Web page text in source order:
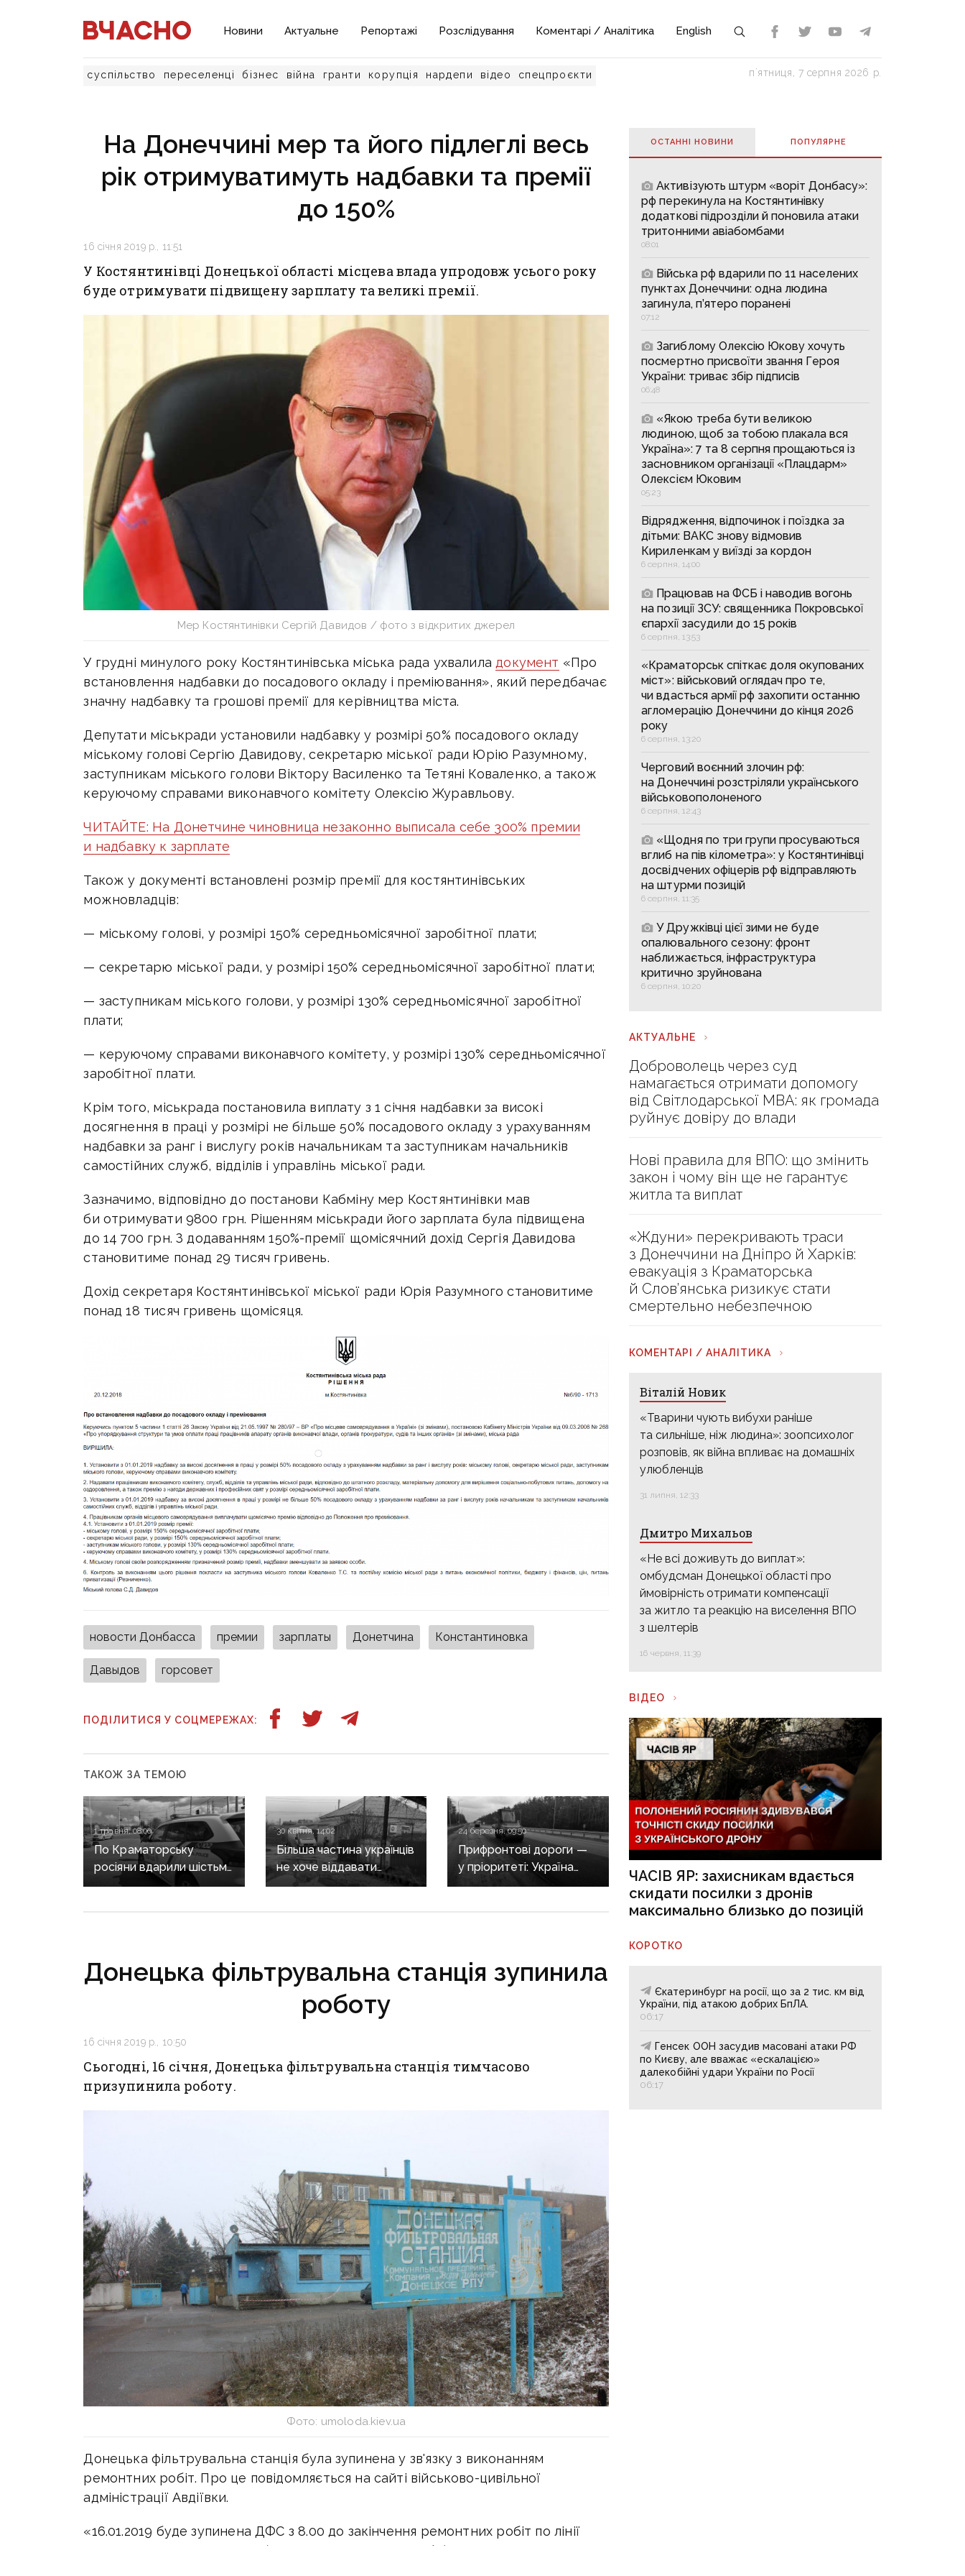
Новини Актуальне Репортажі Розслідування Коментарі / Аналітика English
суспільство переселенці бізнес війна гранти корупція нардепи відео спецпроєкти пʼятниця, 7 серпня 2026 р.
На Донеччині мер та його підлеглі весь
рік отримуватимуть надбавки та премії
до 150%
16 січня 2019 р., 11:51
У Костянтинівці Донецької області місцева влада упродовж усього року
буде отримувати підвищену зарплату та великі премії.
Мер Костянтинівки Сергій Давидов / фото з відкритих джерел
У грудні минулого року Костянтинівська міська рада ухвалиладокумент «Про
встановлення надбавки до посадового окладу і преміювання», який передбачає
значну надбавку та грошові премії для керівництва міста.
Депутати міськради установили надбавку у розмірі 50% посадового окладу
міському голові Сергію Давидову, секретарю міської ради Юрію Разумному,
заступникам міського голови Віктору Василенко та Тетяні Коваленко, а також
керуючому справами виконавчого комітету Олексію Журавльову.
ЧИТАЙТЕ: На Донетчине чиновница незаконно выписала себе 300% премии
и надбавку к зарплате
Також у документі встановлені розмір премії для костянтинівських
можновладців:
— міському голові, у розмірі 150% середньомісячної заробітної плати;
— секретарю міської ради, у розмірі 150% середньомісячної заробітної плати;
— заступникам міського голови, у розмірі 130% середньомісячної заробітної
плати;
— керуючому справами виконавчого комітету, у розмірі 130% середньомісячної
заробітної плати.
Крім того, міськрада постановила виплату з 1 січня надбавки за високі
досягнення в праці у розмірі не більше 50% посадового окладу з урахуванням
надбавки за ранг і вислугу років начальникам та заступникам начальників
самостійних служб, відділів і управлінь міської ради.
Зазначимо, відповідно до постанови Кабміну мер Костянтинівки мав
би отримувати 9800 грн. Рішенням міськради його зарплата була підвищена
до 14 700 грн. З додаванням 150%-премії щомісячний дохід Сергія Давидова
становитиме понад 29 тисяч гривень.
Дохід секретаря Костянтинівської міської ради Юрія Разумного становитиме
понад 18 тисяч гривень щомісяця.
новости Донбасса премии зарплаты Донетчина Константиновка
Давыдов горсовет
ПОДІЛИТИСЯ У СОЦМЕРЕЖАХ:
ТАКОЖ ЗА ТЕМОЮ
1 травня, 08:00
По Краматорську
росіяни вдарили шістьма
безпілотниками,
30 квітня, 14:02
Більша частина українців
не хоче віддавати
Донеччину в обмін
24 березня, 09:50
Прифронтові дороги —
у пріоритеті: Україна
відновлює автошляхи
Донецька фільтрувальна станція зупинила
роботу
16 січня 2019 р., 10:50
Сьогодні, 16 січня, Донецька фільтрувальна станція тимчасово
призупинила роботу.
Фото: umoloda.kiev.ua
Донецька фільтрувальна станція була зупинена у зв'язку з виконанням
ремонтних робіт. Про це повідомляється на сайті військово-цивільної
адміністрації Авдіївки.
«16.01.2019 буде зупинена ДФС з 8.00 до закінчення ремонтних робіт по лінії
ВЛ110 Макіївка — АКХЗ № 2 (орієнтовно протягом доби)», — йдеться
ОСТАННІ НОВИНИ ПОПУЛЯРНE
Активізують штурм «воріт Донбасу»:
рф перекинула на Костянтинівку
додаткові підрозділи й поновила атаки
тритонними авіабомбами
08:01
Війська рф вдарили по 11 населених
пунктах Донеччини: одна людина
загинула, п’ятеро поранені
07:12
Загиблому Олексію Юкову хочуть
посмертно присвоїти звання Героя
України: триває збір підписів
06:48
«Якою треба бути великою
людиною, щоб за тобою плакала вся
Україна»: 7 та 8 серпня прощаються із
засновником організації «Плацдарм»
Олексієм Юковим
05:23
Відрядження, відпочинок і поїздка за
дітьми: ВАКС знову відмовив
Кириленкам у виїзді за кордон
6 серпня, 14:00
Працював на ФСБ і наводив вогонь
на позиції ЗСУ: священника Покровської
єпархії засудили до 15 років
6 серпня, 13:53
«Краматорськ спіткає доля окупованих
міст»: військовий оглядач про те,
чи вдасться армії рф захопити останню
агломерацію Донеччини до кінця 2026
року
6 серпня, 13:20
Черговий воєнний злочин рф:
на Донеччині розстріляли українського
військовополоненого
6 серпня, 12:43
«Щодня по три групи просуваються
вглиб на пів кілометра»: у Костянтинівці
досвідчених офіцерів рф відправляють
на штурми позицій
6 серпня, 11:35
У Дружківці цієї зими не буде
опалювального сезону: фронт
наближається, інфраструктура
критично зруйнована
6 серпня, 10:20
АКТУАЛЬНЕ
Доброволець через суд
намагається отримати допомогу
від Світлодарської МВА: як громада
руйнує довіру до влади
Нові правила для ВПО: що змінить
закон і чому він ще не гарантує
житла та виплат
«Ждуни» перекривають траси
з Донеччини на Дніпро й Харків:
евакуація з Краматорська
й Слов’янська ризикує стати
смертельно небезпечною
КОМЕНТАРІ / АНАЛІТИКА
Віталій Новик
«Тварини чують вибухи раніше
та сильніше, ніж людина»: зоопсихолог
розповів, як війна впливає на домашніх
улюбленців
31 липня, 12:33
Дмитро Михальов
«Не всі доживуть до виплат»:
омбудсман Донецької області про
ймовірність отримати компенсації
за житло та реакцію на виселення ВПО
з шелтерів
16 червня, 11:39
ВІДЕО
ЧАСІВ ЯР: захисникам вдається
скидати посилки з дронів
максимально близько до позицій
КОРОТКО
Єкатеринбург на росії, що за 2 тис. км від
України, під атакою добрих БпЛА.
06:17
Генсек ООН засудив масовані атаки РФ
по Києву, але вважає «ескалацією»
далекобійні удари України по Росії
06:17